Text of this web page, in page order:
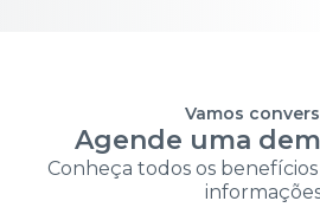
Vamos
Agende uma
Conheça todos os